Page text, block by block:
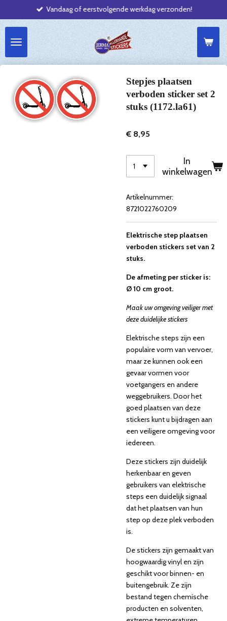
direct
de
hoofdinhoud
Vandaag of eerstvolgende werkdag verzonden!
Stepjes plaatsen
verboden sticker set 2
stuks (1172.la61)
€ 8,95
In
winkelwagen
Artikelnummer:
8721022760209
Elektrische step plaatsen
verboden stickers set van 2
stuks.
De afmeting per sticker is:
Ø 10 cm groot.
Maak uw omgeving veiliger met
deze duidelijke stickers
Elektrische steps zijn een
populaire vorm van vervoer,
maar ze kunnen ook een
gevaar vormen voor
voetgangers en andere
weggebruikers. Door het
goed plaatsen van deze
stickers kunt u bijdragen aan
een veiligere omgeving voor
iedereen.
Deze stickers zijn duidelijk
herkenbaar en geven
gebruikers van elektrische
steps een duidelijk signaal
dat het plaatsen van hun
step op deze plek verboden
is.
De stickers zijn gemaakt van
hoogwaardig vinyl en zijn
geschikt voor binnen- en
buitengebruik. Ze zijn
bestand tegen chemische
producten en solventen,